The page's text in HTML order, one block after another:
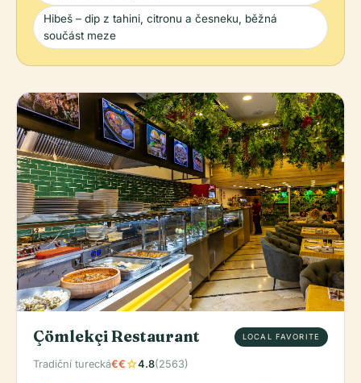
Hibeš – dip z tahini, citronu a česneku, běžná
součást meze
Çömlekçi Restaurant LOCAL FAVORITE
Tradiční turecká€€star4.8(2563)